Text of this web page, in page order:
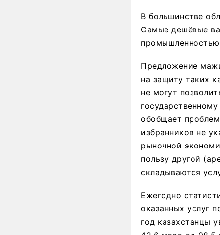
В большинстве
Самые дешёвые
промышленностью
Предложение
на защиту таких
не могут
обобщает
избранников не
рыночной
пользу другой
складываются
Ежегодно
оказанных услуг
год казахстанцы